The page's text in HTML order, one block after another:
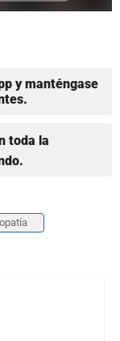
y manténgase
toda la